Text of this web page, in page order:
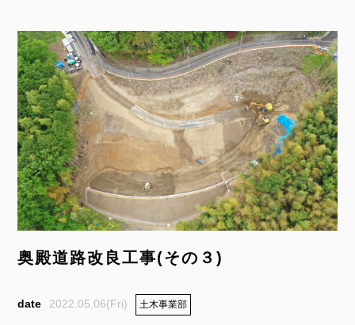
奥殿道路改良工事(その３)
2022.05.06(Fri) 土木事業部